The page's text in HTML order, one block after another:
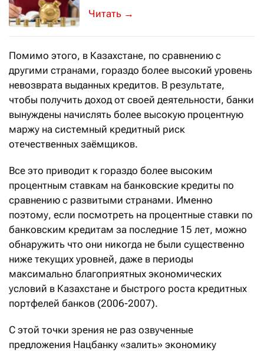
Doing Business 2018: обзор
→
Помимо этого, в Казахстане, по сравнению с
другими странами, гораздо более высокий уровень
невозврата выданных кредитов. В результате,
чтобы получить доход от своей деятельности, банки
вынуждены начислять более высокую процентную
маржу на системный кредитный риск
отечественных заёмщиков.
Все это приводит к гораздо более высоким
процентным ставкам на банковские кредиты по
сравнению с развитыми странами. Именно
поэтому, если посмотреть на процентные ставки по
банковским кредитам за последние 15 лет, можно
обнаружить что они никогда не были существенно
ниже текущих уровней, даже в периоды
максимально благоприятных экономических
условий в Казахстане и быстрого роста кредитных
портфелей банков (2006-2007).
С этой точки зрения не раз озвученные
предложения Нацбанку «залить» экономику